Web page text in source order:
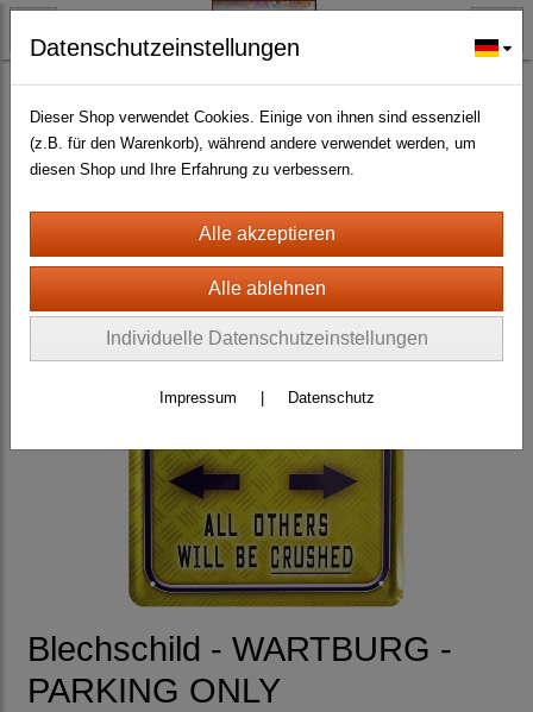
BLECH- + HOLZSCHILDER-MAGNETE
BLECHSCHILDER CA. 20 X 30 CM
Autos(717)
Blechschild - WARTBURG -
PARKING ONLY
Datenschutzeinstellungen
Dieser Shop verwendet Cookies. Einige von ihnen sind essenziell
(z.B. für den Warenkorb), während andere verwendet werden, um
diesen Shop und Ihre Erfahrung zu verbessern.
Individuelle Datenschutzeinstellungen
Impressum Datenschutz